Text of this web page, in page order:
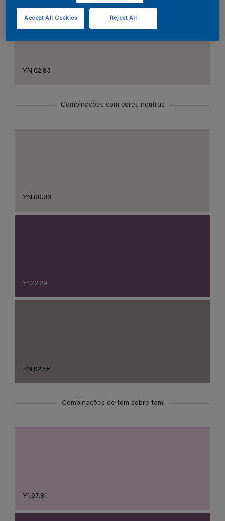
YN.02.83
Combinações com cores neutras
YN.00.83
Y1.22.29
ZN.02.56
Combinações de tom sobre tom
Y1.07.81
Reject All
Accept All Cookies